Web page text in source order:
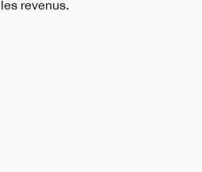
revenus.